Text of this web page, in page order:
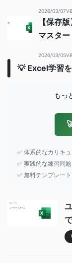
2026/03/07
【保存
マスター
2026/03/05
💡 Excel学習
もっ
✅ 体系的なカリキ
✅ 実践的な練習問題
✅ 無料テンプレー